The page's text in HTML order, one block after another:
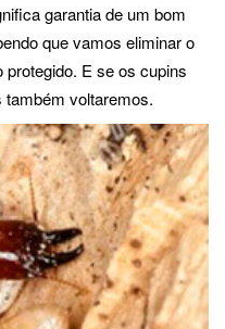
garantia de um bom
que vamos eliminar o
E se os cupins
voltaremos.